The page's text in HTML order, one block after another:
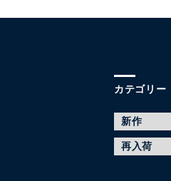
カテゴリー
新作
再入荷